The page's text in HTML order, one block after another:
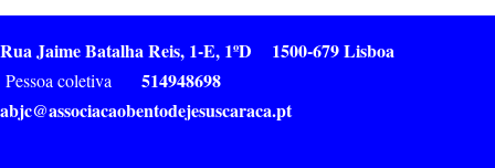
Rua Jaime Batalha Reis, 1-E, 1ºD 1500-679 Lisboa
Pessoa coletiva 514948698
abjc@associacaobentodejesuscaraca.pt